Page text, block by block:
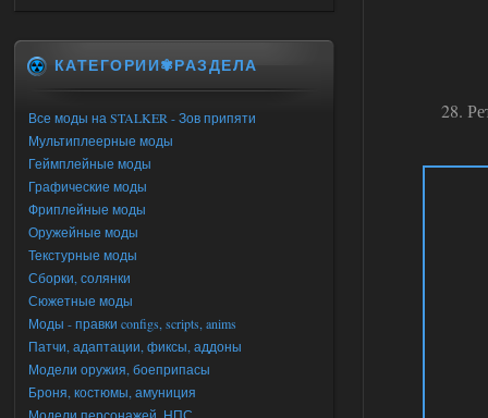
28.
КАТЕГОРИИ✾РАЗДЕЛА
Все моды на STALKER - Зов припяти
Мультиплеерные моды
Геймплейные моды
Графические моды
Фриплейные моды
Оружейные моды
Текстурные моды
Сборки, солянки
Сюжетные моды
Моды - правки configs, scripts, anims
Патчи, адаптации, фиксы, аддоны
Модели оружия, боеприпасы
Броня, костюмы, амуниция